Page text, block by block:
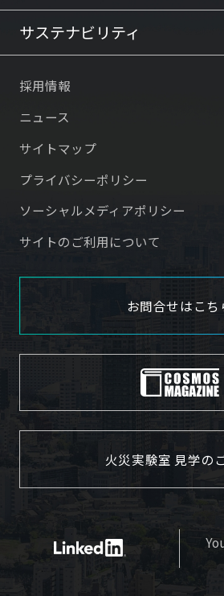
サステナビリティ
採用情報
ニュース
サイトマップ
プライバシーポリシー
ソーシャルメディアポリシー
サイトのご利用について
お問合せはこち
火災実験室 見学の